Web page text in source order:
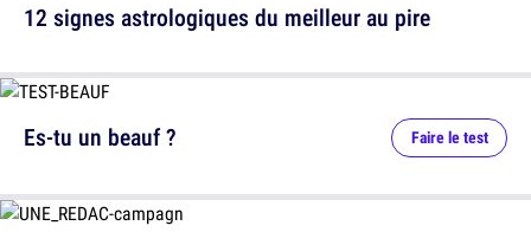
12 signes astrologiques du meilleur au pire
Es-tu un beauf ? Faire le test